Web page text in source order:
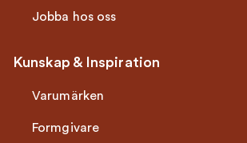
Jobba hos oss
Kunskap & Inspiration
Varumärken
Formgivare